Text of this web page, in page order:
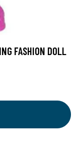
FASHION DOLL